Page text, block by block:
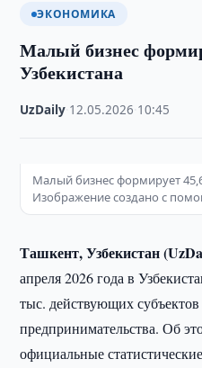
ЭКОНОМИКА
Малый бизнес
Узбекистана
UzDaily 12.05.2026 10:45
Малый бизнес формирует
Изображение создано с
Ташкент, Узбекистан
апреля 2026 года в
тыс. действующих
предпринимательства. Об
официальные